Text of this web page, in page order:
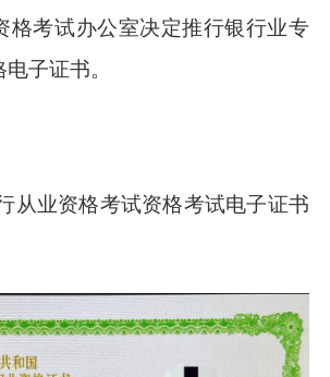
格考试办公室决定推行银行业专
子证书。
从业资格考试资格考试电子证书